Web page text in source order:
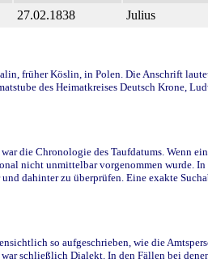
27.02.1838 Julius
früher Köslin, in Polen. Die Anschrift
des Heimatkreises Deutsch Krone,
die Chronologie des Taufdatums. Wenn
nicht unmittelbar vorgenommen wurde.
dahinter zu überprüfen. Eine exakte
so aufgeschrieben, wie die
schließlich Dialekt. In den Fällen bei